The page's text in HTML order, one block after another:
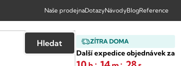
Naše prodejnaDotazyNávodyBlogReference
ZÍTRA DOMA
Další expedice objednávek za
Hledat